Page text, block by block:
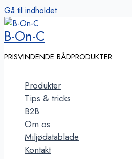
Gå til indholdet
B-On-C
PRISVINDENDE BÅDPRODUKTER
Produkter
Tips & tricks
B2B
Om os
Miljødatablade
Kontakt